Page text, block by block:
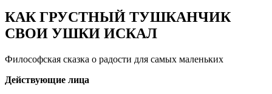
КАК ГРУСТНЫЙ ТУШКАНЧИК
СВОИ УШКИ ИСКАЛ
Философская сказка о радости для самых маленьких
Действующие лица